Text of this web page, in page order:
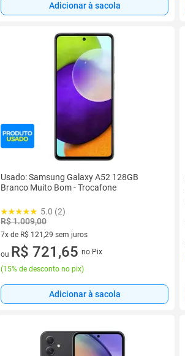
Adicionar à sacola
Usado: Samsung Galaxy A52 128GB
Branco Muito Bom - Trocafone
5.0 (2)
R$ 1.009,00
7x de R$ 121,29 sem juros
7 vez de R$ 121,29 sem juros
ou R$ 721,65 no Pix
(15% de desconto no pix)
Adicionar à sacola